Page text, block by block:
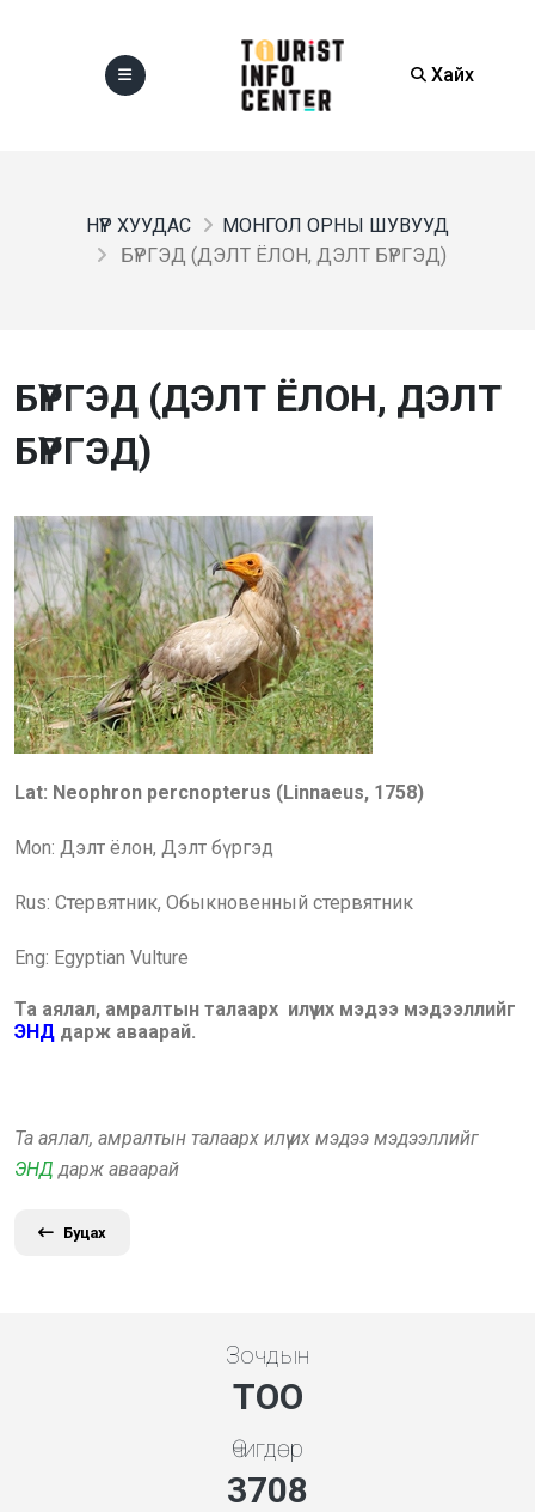
Хайх
НҮҮР ХУУДАС
МОНГОЛ ОРНЫ ШУВУУД
БҮРГЭД (ДЭЛТ ЁЛОН, ДЭЛТ БҮРГЭД)
БҮРГЭД (ДЭЛТ ЁЛОН, ДЭЛТ
БҮРГЭД)
Lat: Neophron percnopterus (Linnaeus, 1758)
Mon: Дэлт ёлон, Дэлт бүргэд
Rus: Стервятник, Обыкновенный стервятник
Eng: Egyptian Vulture
Та аялал, амралтын талаарх илүү их мэдээ мэдээллийг
ЭНД дарж аваарай.
Та аялал, амралтын талаарх илүү их мэдээ мэдээллийг
ЭНД дарж аваарай
Буцах
Зочдын
ТОО
Өчигдөр
3994